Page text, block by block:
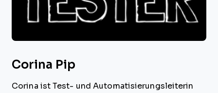
Corina Pip
Corina ist Test- und Automatisierungsleiterin